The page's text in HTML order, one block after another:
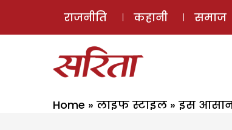
राजनीति कहानी समाज
Home » लाइफ स्टाइल » इस आसान